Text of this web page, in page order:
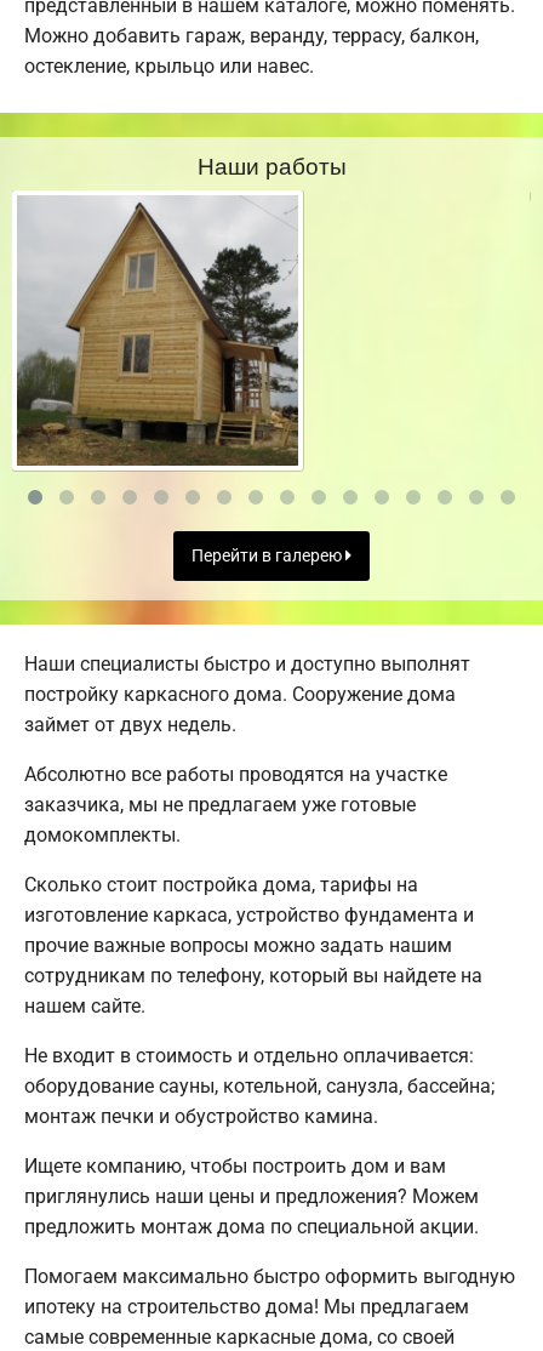
представленный в нашем каталоге, можно поменять.
Можно добавить гараж, веранду, террасу, балкон,
остекление, крыльцо или навес.
Наши работы
Перейти в галерею
Наши специалисты быстро и доступно выполнят
постройку каркасного дома. Сооружение дома
займет от двух недель.
Абсолютно все работы проводятся на участке
заказчика, мы не предлагаем уже готовые
домокомплекты.
Сколько стоит постройка дома, тарифы на
изготовление каркаса, устройство фундамента и
прочие важные вопросы можно задать нашим
сотрудникам по телефону, который вы найдете на
нашем сайте.
Не входит в стоимость и отдельно оплачивается:
оборудование сауны, котельной, санузла, бассейна;
монтаж печки и обустройство камина.
Ищете компанию, чтобы построить дом и вам
приглянулись наши цены и предложения? Можем
предложить монтаж дома по специальной акции.
Помогаем максимально быстро оформить выгодную
ипотеку на строительство дома! Мы предлагаем
самые современные каркасные дома, со своей